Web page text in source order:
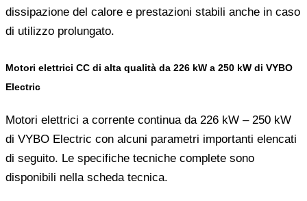
dissipazione del calore e prestazioni stabili anche in caso
di utilizzo prolungato.
Motori elettrici CC di alta qualità da 226 kW a 250 kW di VYBO
Electric
Motori elettrici a corrente continua da 226 kW – 250 kW
di VYBO Electric con alcuni parametri importanti elencati
di seguito. Le specifiche tecniche complete sono
disponibili nella scheda tecnica.